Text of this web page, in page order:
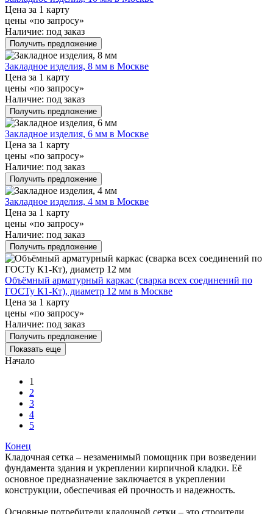
Цена за 1 карту
цены «по запросу»
Наличие: под заказ
Получить предложение
Закладное изделия, 8 мм в Москве
Цена за 1 карту
цены «по запросу»
Наличие: под заказ
Получить предложение
Закладное изделия, 6 мм в Москве
Цена за 1 карту
цены «по запросу»
Наличие: под заказ
Получить предложение
Закладное изделия, 4 мм в Москве
Цена за 1 карту
цены «по запросу»
Наличие: под заказ
Получить предложение
Объёмный арматурный каркас (сварка всех соединений по
ГОСТу К1-Кт), диаметр 12 мм в Москве
Цена за 1 карту
цены «по запросу»
Наличие: под заказ
Получить предложение
Показать еще
Начало
1
2
3
4
5
Конец
Кладочная сетка – незаменимый помощник при возведении
фундамента здания и укреплении кирпичной кладки. Её
основное предназначение заключается в укреплении
конструкции, обеспечивая ей прочность и надежность.
Основные потребители кладочной сетки – это строители,